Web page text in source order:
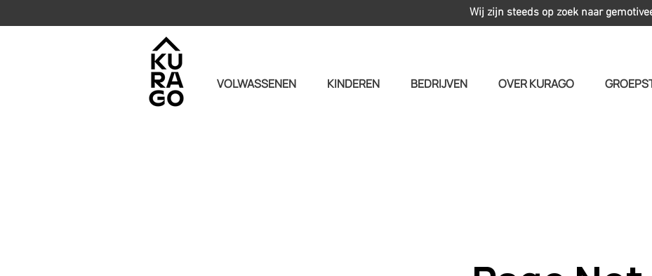
Wij zijn steeds op zoek naar
VOLWASSENEN KINDEREN BEDRIJVEN OVER KURAGO